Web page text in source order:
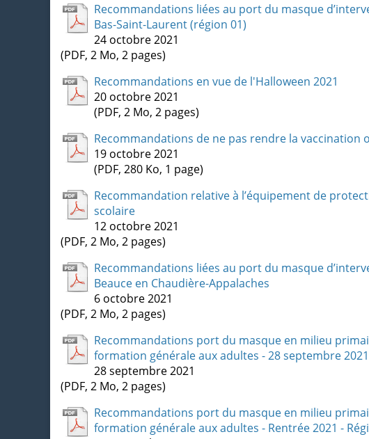
Recommandations liées au port du masque
Bas-Saint-Laurent (région 01)
24 octobre 2021
(PDF, 2 Mo, 2 pages)
Recommandations en vue de l'Halloween 2021
20 octobre 2021
(PDF, 2 Mo, 2 pages)
Recommandations de ne pas rendre la
19 octobre 2021
(PDF, 280 Ko, 1 page)
Recommandation relative à l’équipement de
scolaire
12 octobre 2021
(PDF, 2 Mo, 2 pages)
Recommandations liées au port du masque
Beauce en Chaudière-Appalaches
6 octobre 2021
(PDF, 2 Mo, 2 pages)
Recommandations port du masque en milieu
formation générale aux adultes - 28 septembre 2021
28 septembre 2021
(PDF, 2 Mo, 2 pages)
Recommandations port du masque en milieu
formation générale aux adultes - Rentrée 2021 -